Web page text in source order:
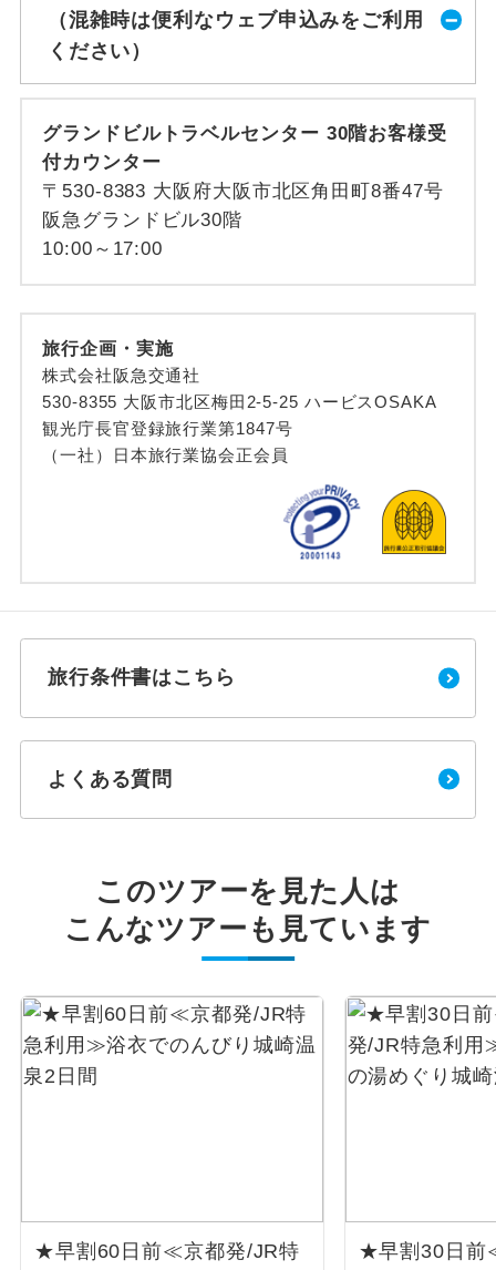
（混雑時は便利なウェブ申込みをご利用
ください）
グランドビルトラベルセンター 30階お客様受
付カウンター
〒530-8383 大阪府大阪市北区角田町8番47号
阪急グランドビル30階
10:00～17:00
旅行企画・実施
株式会社阪急交通社
530-8355 大阪市北区梅田2-5-25 ハービスOSAKA
観光庁長官登録旅行業第1847号
（一社）日本旅行業協会正会員
旅行条件書はこちら
よくある質問
このツアーを見た人は
こんなツアーも見ています
★早割60日前≪京都発/JR特
★早割30日前